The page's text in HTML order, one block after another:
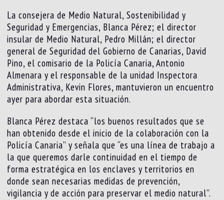
La consejera de Medio Natural, Sostenibilidad y
Seguridad y Emergencias, Blanca Pérez; el director
insular de Medio Natural, Pedro Millán; el director
general de Seguridad del Gobierno de Canarias, David
Pino, el comisario de la Policía Canaria, Antonio
Almenara y el responsable de la unidad Inspectora
Administrativa, Kevin Flores, mantuvieron un encuentro
ayer para abordar esta situación.
Blanca Pérez destaca “los buenos resultados que se
han obtenido desde el inicio de la colaboración con la
Policía Canaria” y señala que “es una línea de trabajo a
la que queremos darle continuidad en el tiempo de
forma estratégica en los enclaves y territorios en
donde sean necesarias medidas de prevención,
vigilancia y de acción para preservar el medio natural”.